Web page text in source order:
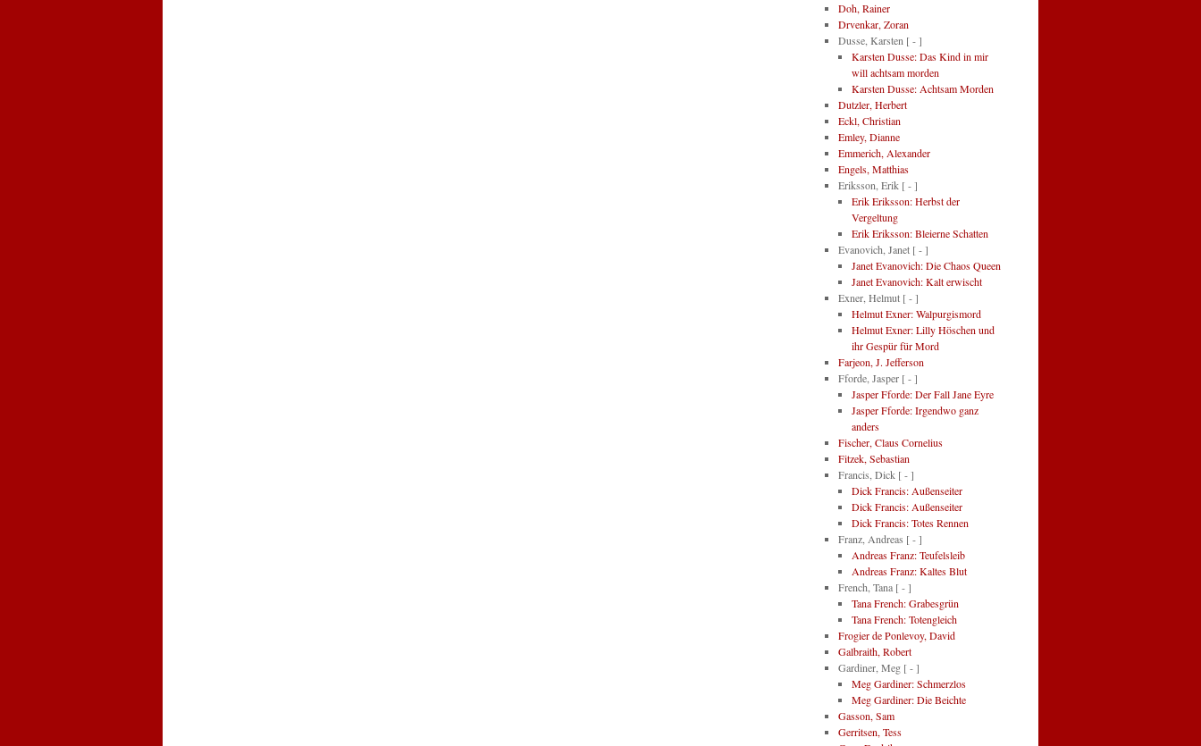
Doh, Rainer
Drvenkar, Zoran
Dusse, Karsten [ - ]
Karsten Dusse: Das Kind in mir
will achtsam morden
Karsten Dusse: Achtsam Morden
Dutzler, Herbert
Eckl, Christian
Emley, Dianne
Emmerich, Alexander
Engels, Matthias
Eriksson, Erik [ - ]
Erik Eriksson: Herbst der
Vergeltung
Erik Eriksson: Bleierne Schatten
Evanovich, Janet [ - ]
Janet Evanovich: Die Chaos Queen
Janet Evanovich: Kalt erwischt
Exner, Helmut [ - ]
Helmut Exner: Walpurgismord
Helmut Exner: Lilly Höschen und
ihr Gespür für Mord
Farjeon, J. Jefferson
Fforde, Jasper [ - ]
Jasper Fforde: Der Fall Jane Eyre
Jasper Fforde: Irgendwo ganz
anders
Fischer, Claus Cornelius
Fitzek, Sebastian
Francis, Dick [ - ]
Dick Francis: Außenseiter
Dick Francis: Außenseiter
Dick Francis: Totes Rennen
Franz, Andreas [ - ]
Andreas Franz: Teufelsleib
Andreas Franz: Kaltes Blut
French, Tana [ - ]
Tana French: Grabesgrün
Tana French: Totengleich
Frogier de Ponlevoy, David
Galbraith, Robert
Gardiner, Meg [ - ]
Meg Gardiner: Schmerzlos
Meg Gardiner: Die Beichte
Gasson, Sam
Gerritsen, Tess